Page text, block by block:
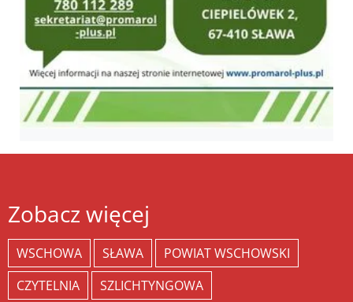
Zobacz więcej
WSCHOWA SŁAWA
POWIAT WSCHOWSKI
CZYTELNIA
SZLICHTYNGOWA